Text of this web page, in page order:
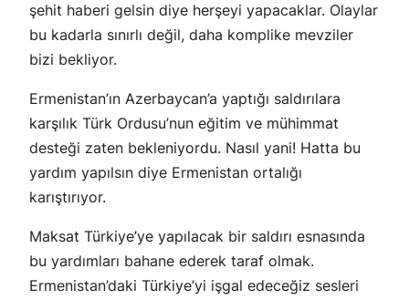
şehit haberi gelsin diye herşeyi yapacaklar. Olaylar
bu kadarla sınırlı değil, daha komplike mevziler
bizi bekliyor.
Ermenistan’ın Azerbaycan’a yaptığı saldırılara
karşılık Türk Ordusu’nun eğitim ve mühimmat
desteği zaten bekleniyordu. Nasıl yani! Hatta bu
yardım yapılsın diye Ermenistan ortalığı
karıştırıyor.
Maksat Türkiye’ye yapılacak bir saldırı esnasında
bu yardımları bahane ederek taraf olmak.
Ermenistan’daki Türkiye’yi işgal edeceğiz sesleri